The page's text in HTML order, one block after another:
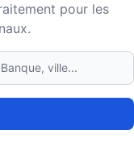
pour les